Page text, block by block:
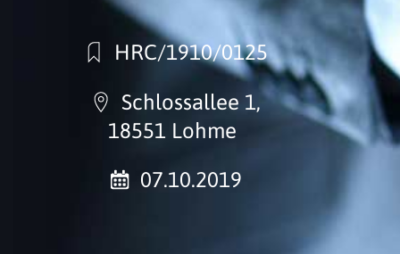
HRC/1910/0125
Schlossallee 1,
18551 Lohme
07.10.2019